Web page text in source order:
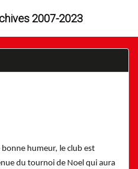
2007-2023
humeur, le club est
du tournoi de Noel qui aura